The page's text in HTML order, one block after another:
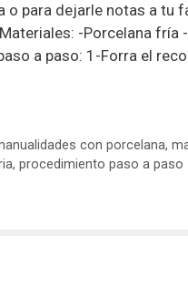
o para dejarle notas a tu
-Porcelana fría
a paso: 1-Forra el
con porcelana,
, procedimiento paso a paso